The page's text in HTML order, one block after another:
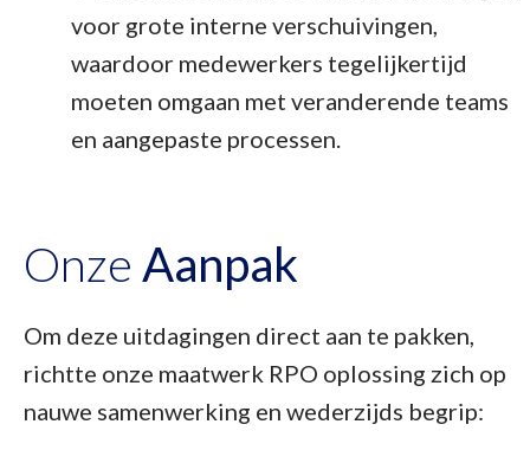
voor grote interne verschuivingen,
waardoor medewerkers tegelijkertijd
moeten omgaan met veranderende teams
en aangepaste processen.
Onze Aanpak
Om deze uitdagingen direct aan te pakken,
richtte onze maatwerk RPO oplossing zich op
nauwe samenwerking en wederzijds begrip: